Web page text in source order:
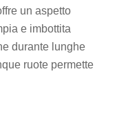
un aspetto
e imbottita
durante lunghe
ruote permette